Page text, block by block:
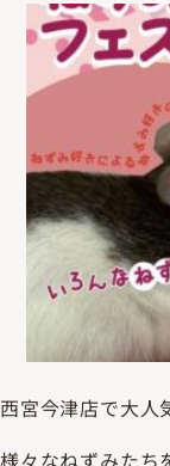
西宮今津店で大